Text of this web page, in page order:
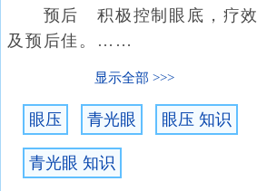
预后 积极控制眼底，疗效
及预后佳。……
显示全部
眼压 青光眼 眼压 知识
青光眼 知识